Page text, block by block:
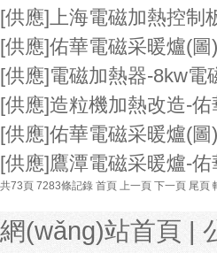
[供應]上海電磁加熱控制
[供應]佑華電磁采暖爐(
[供應]電磁加熱器-8kw電
[供應]造粒機加熱改造-
[供應]佑華電磁采暖爐(
[供應]鷹潭電磁采暖爐-
共73頁 7283條記錄 首頁 上一頁 下一頁 尾頁
網(wǎng)站首頁|